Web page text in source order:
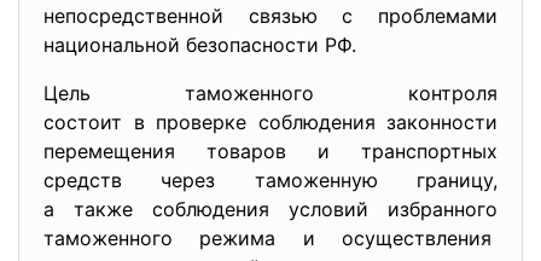
непосредственной связью с проблемами
национальной безопасности РФ.
Цель таможенного контроля
состоит в проверке соблюдения законности
перемещения товаров и транспортных
средств через таможенную границу,
а также соблюдения условий избранного
таможенного режима и осуществления